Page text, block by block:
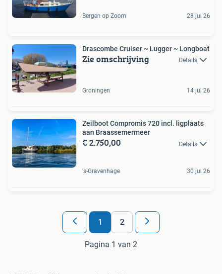
Bergen op Zoom 28 jul 26
Drascombe Cruiser ~ Lugger ~ Longboat
Zie omschrijving Details
Groningen 14 jul 26
Zeilboot Compromis 720 incl. ligplaats
aan Braassemermeer
€ 2.750,00 Details
's-Gravenhage 30 jul 26
1 2
Pagina 1 van 2